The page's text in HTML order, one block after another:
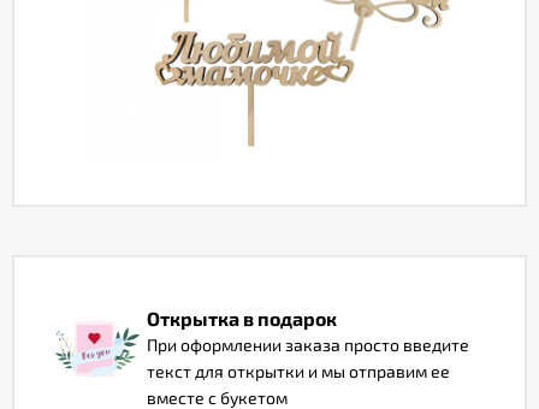
Открытка в подарок
При оформлении заказа просто введите
текст для открытки и мы отправим ее
вместе с букетом